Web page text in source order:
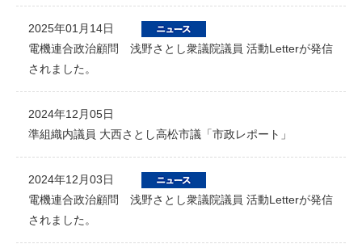
2025年01月14日
電機連合政治顧問 浅野さとし衆議院議員 活動Letterが発信
されました。
2024年12月05日
準組織内議員 大西さとし高松市議「市政レポート」
2024年12月03日
電機連合政治顧問 浅野さとし衆議院議員 活動Letterが発信
されました。